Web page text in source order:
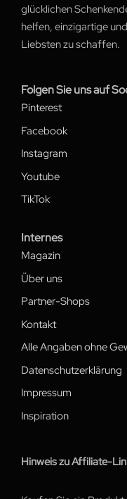
glücklichen
helfen, einzigartige
Liebsten zu schaffen.
Folgen Sie uns auf
Pinterest
Facebook
Instagram
Youtube
TikTok
Internes
Magazin
Über uns
Partner-Shops
Kontakt
Alle Angaben ohne
Datenschutzerklärung
Impressum
Inspiration
Hinweis zu Affiliate-